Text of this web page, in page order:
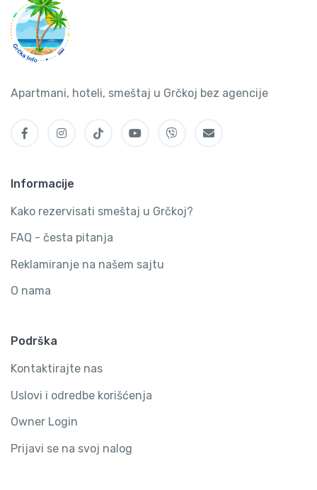
Apartmani, hoteli, smeštaj u Grčkoj bez agencije
Informacije
Kako rezervisati smeštaj u Grčkoj?
FAQ - česta pitanja
Reklamiranje na našem sajtu
O nama
Podrška
Kontaktirajte nas
Uslovi i odredbe korišćenja
Owner Login
Prijavi se na svoj nalog